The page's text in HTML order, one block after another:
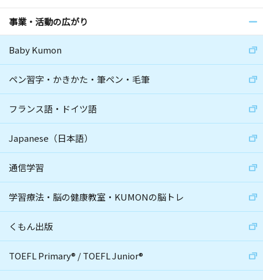
事業・活動の広がり
Baby Kumon
ペン習字・かきかた・筆ペン・毛筆
フランス語・ドイツ語
Japanese（日本語）
通信学習
学習療法・脳の健康教室・KUMONの脳トレ
くもん出版
TOEFL Primary® /TOEFL Junior®